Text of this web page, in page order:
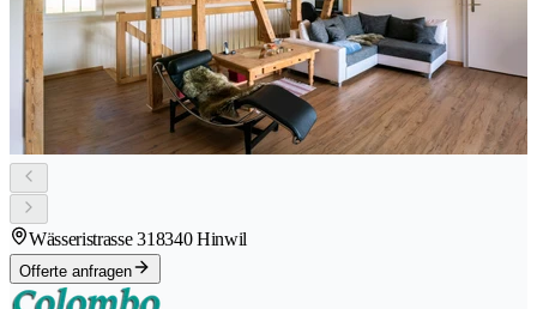
Wässeristrasse 318340 Hinwil
Offerte anfragen